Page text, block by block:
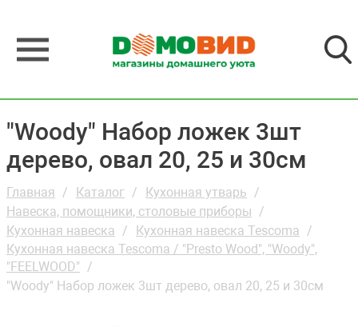
"Woody" Набор ложек 3шт
дерево, овал 20, 25 и 30см
Главная Каталог
Кухонная утварь
Навеска, помощники, столовые приборы
Кухонная навеска
Кухонная навеска Tescoma
Кухонная навеска Tescoma / "Presto Wood", "Woody",
"FEELWOOD"
"Woody" Набор ложек 3шт дерево, овал 20, 25 и 30см